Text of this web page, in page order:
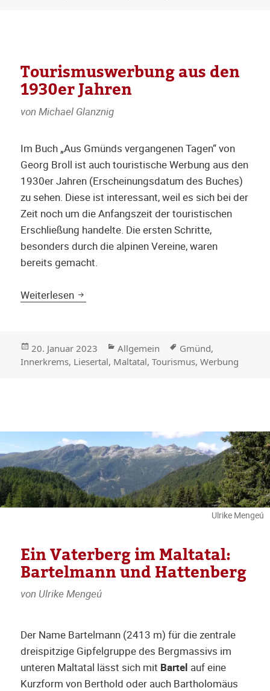
Tourismuswerbung aus den
1930er Jahren
von Michael Glanznig
Im Buch „Aus Gmünds vergangenen Tagen“ von
Georg Broll ist auch touristische Werbung aus den
1930er Jahren (Erscheinungsdatum des Buches)
zu sehen. Diese ist interessant, weil es sich bei der
Zeit noch um die Anfangszeit der touristischen
Erschließung handelte. Die ersten Schritte,
besonders durch die alpinen Vereine, waren
bereits gemacht.
Weiterlesen Tourismuswerbung aus den 1930er
Veröffentlicht
am
20. Januar 2023 Kategorien
Allgemein Stichwörter
Gmünd,
Innerkrems, Liesertal, Maltatal,Tourismus,Werbung
Ulrike Mengeú
Ein Vaterberg im Maltatal:
Bartelmann und Hattenberg
von Ulrike Mengeú
Der Name Bartelmann (2413 m) für die zentrale
dreispitzige Gipfelgruppe des Bergmassivs im
unteren Maltatal lässt sich mit Bartel auf eine
Kurzform von Berthold oder auch Bartholomäus